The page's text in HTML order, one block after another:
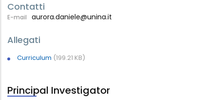
Contatti
E-mail aurora.daniele@unina.it
Allegati
Curriculum (199.21 KB)
Principal Investigator